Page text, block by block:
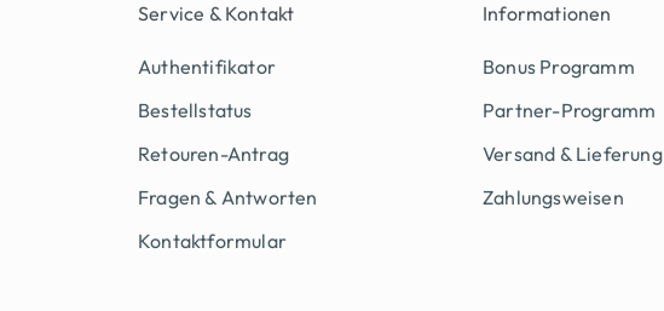
Service & Kontakt
Authentifikator
Bestellstatus
Retouren-Antrag
Fragen & Antworten
Kontaktformular
Informationen
Bonus Programm
Partner-Programm
Versand & Lieferung
Zahlungsweisen